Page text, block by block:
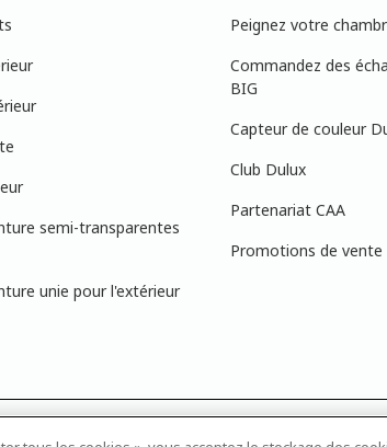
semi-transparentes
unie pour l'extérieur
Peignez votre
Commandez des
BIG
Capteur de couleur
Club Dulux
Partenariat CAA
Promotions de vente